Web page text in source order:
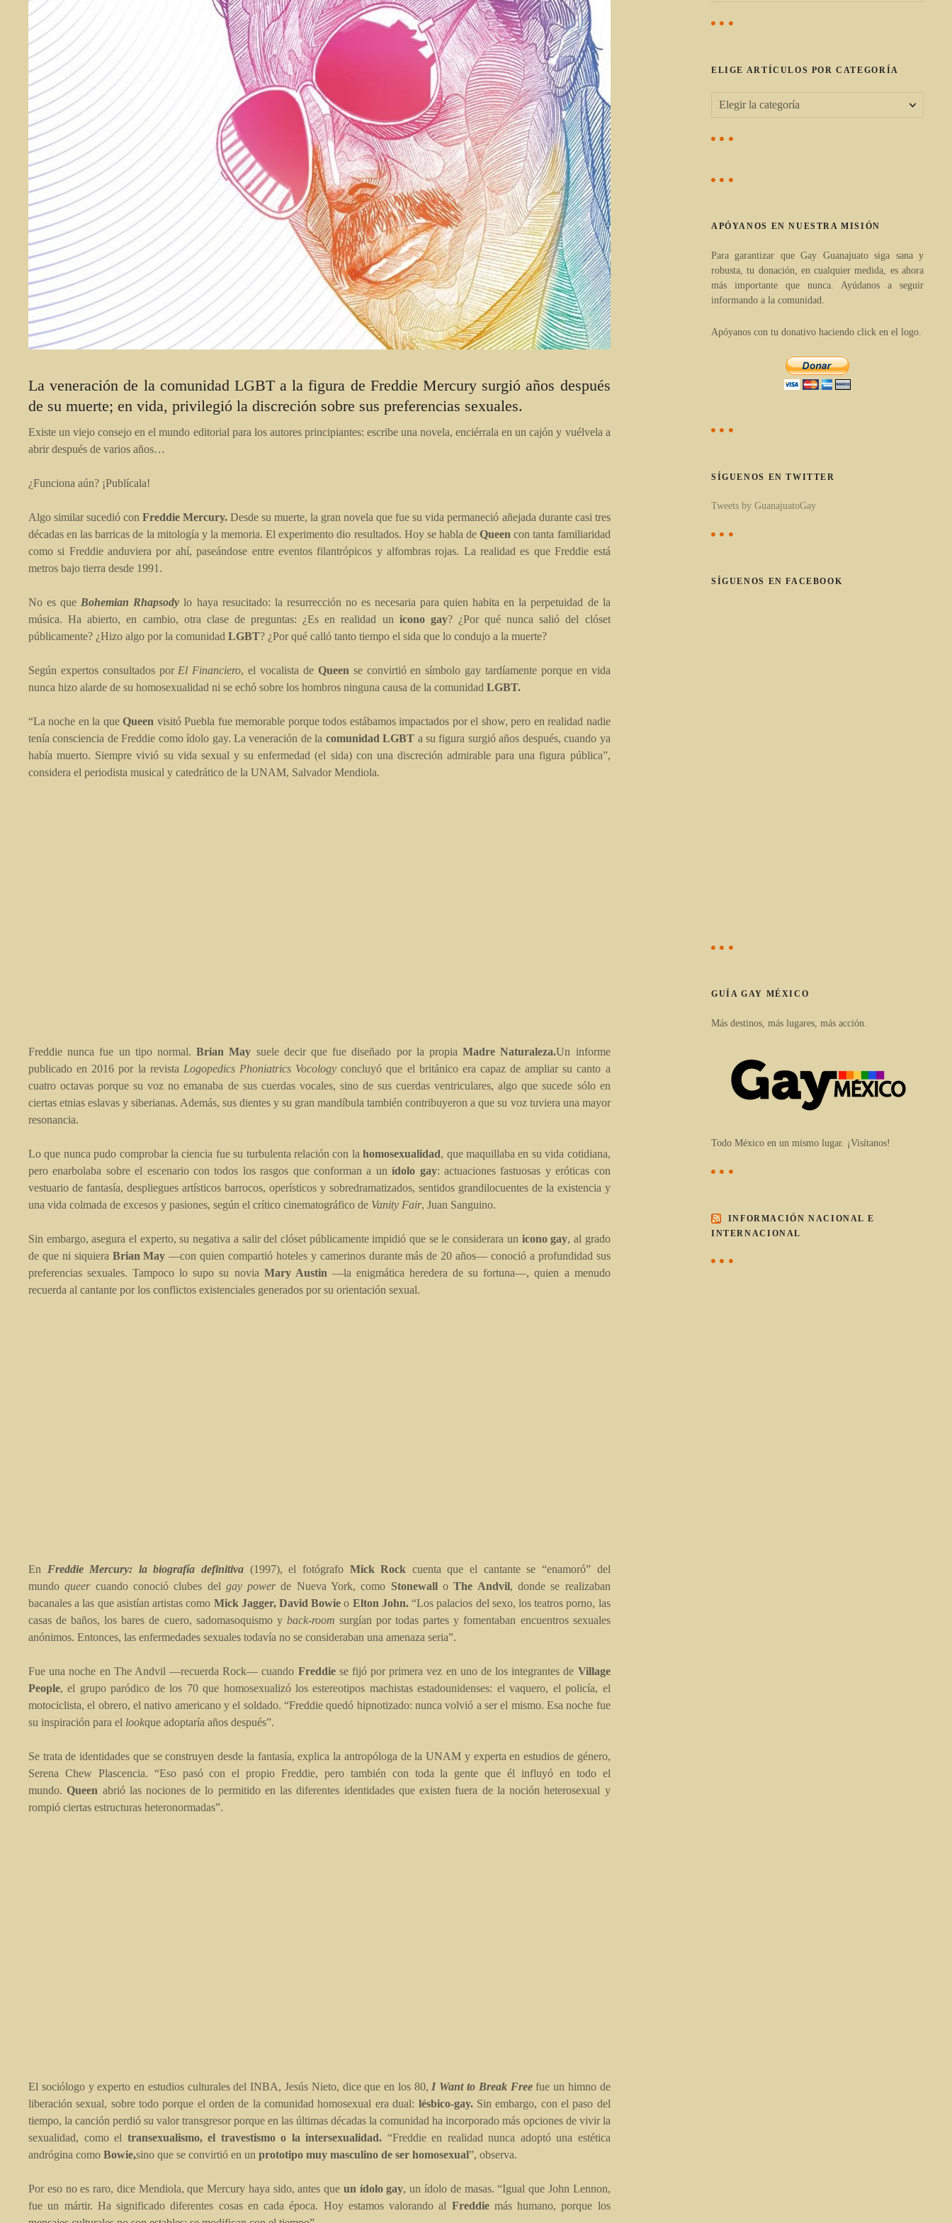
La veneración de la comunidad LGBT a la figura de Freddie Mercury surgió años después
de su muerte; en vida, privilegió la discreción sobre sus preferencias sexuales.
Existe un viejo consejo en el mundo editorial para los autores principiantes: escribe una novela, enciérrala en un cajón y vuélvela a
abrir después de varios años…
¿Funciona aún? ¡Publícala!
Algo similar sucedió conFreddie Mercury. Desde su muerte, la gran novela que fue su vida permaneció añejada durante casi tres
décadas en las barricas de la mitología y la memoria. El experimento dio resultados. Hoy se habla deQueen con tanta familiaridad
como si Freddie anduviera por ahí, paseándose entre eventos filantrópicos y alfombras rojas. La realidad es que Freddie está
metros bajo tierra desde 1991.
No es que Bohemian Rhapsody lo haya resucitado: la resurrección no es necesaria para quien habita en la perpetuidad de la
música. Ha abierto, en cambio, otra clase de preguntas: ¿Es en realidad un icono gay? ¿Por qué nunca salió del clóset
públicamente? ¿Hizo algo por la comunidad LGBT? ¿Por qué calló tanto tiempo el sida que lo condujo a la muerte?
Según expertos consultados por El Financiero, el vocalista deQueen se convirtió en símbolo gay tardíamente porque en vida
nunca hizo alarde de su homosexualidad ni se echó sobre los hombros ninguna causa de la comunidad LGBT.
“La noche en la queQueen visitó Puebla fue memorable porque todos estábamos impactados por el show, pero en realidad nadie
tenía consciencia de Freddie como ídolo gay. La veneración de la comunidad LGBT a su figura surgió años después, cuando ya
había muerto. Siempre vivió su vida sexual y su enfermedad (el sida) con una discreción admirable para una figura pública”,
considera el periodista musical y catedrático de la UNAM, Salvador Mendiola.
Freddie nunca fue un tipo normal.Brian May suele decir que fue diseñado por la propiaMadre Naturaleza.Un informe
publicado en 2016 por la revista Logopedics Phoniatrics Vocologyconcluyó que el británico era capaz de ampliar su canto a
cuatro octavas porque su voz no emanaba de sus cuerdas vocales, sino de sus cuerdas ventriculares, algo que sucede sólo en
ciertas etnias eslavas y siberianas. Además, sus dientes y su gran mandíbula también contribuyeron a que su voz tuviera una mayor
resonancia.
Lo que nunca pudo comprobar la ciencia fue su turbulenta relación con lahomosexualidad, que maquillaba en su vida cotidiana,
pero enarbolaba sobre el escenario con todos los rasgos que conforman a un ídolo gay: actuaciones fastuosas y eróticas con
vestuario de fantasía, despliegues artísticos barrocos, operísticos y sobredramatizados, sentidos grandilocuentes de la existencia y
una vida colmada de excesos y pasiones, según el crítico cinematográfico de Vanity Fair, Juan Sanguino.
Sin embargo, asegura el experto, su negativa a salir del clóset públicamente impidió que se le considerara un icono gay, al grado
de que ni siquiera Brian May—con quien compartió hoteles y camerinos durante más de 20 años— conoció a profundidad sus
preferencias sexuales. Tampoco lo supo su novia Mary Austin —la enigmática heredera de su fortuna—, quien a menudo
recuerda al cantante por los conflictos existenciales generados por su orientación sexual.
En Freddie Mercury: la biografía definitiva (1997), el fotógrafo Mick Rock cuenta que el cantante se “enamoró” del
mundoqueer cuando conoció clubes del gay powerde Nueva York, como StonewalloThe Andvil, donde se realizaban
bacanales a las que asistían artistas como Mick Jagger, David Bowieo Elton John.“Los palacios del sexo, los teatros porno, las
casas de baños, los bares de cuero, sadomasoquismo y back-room surgían por todas partes y fomentaban encuentros sexuales
anónimos. Entonces, las enfermedades sexuales todavía no se consideraban una amenaza seria”.
Fue una noche en The Andvil —recuerda Rock— cuando Freddiese fijó por primera vez en uno de los integrantes de Village
People, el grupo paródico de los 70 que homosexualizó los estereotipos machistas estadounidenses: el vaquero, el policía, el
motociclista, el obrero, el nativo americano y el soldado. “Freddie quedó hipnotizado: nunca volvió a ser el mismo. Esa noche fue
su inspiración para el lookque adoptaría años después”.
Se trata de identidades que se construyen desde la fantasía, explica la antropóloga de la UNAM y experta en estudios de género,
Serena Chew Plascencia. “Eso pasó con el propio Freddie, pero también con toda la gente que él influyó en todo el
mundo.Queen abrió las nociones de lo permitido en las diferentes identidades que existen fuera de la noción heterosexual y
rompió ciertas estructuras heteronormadas”.
El sociólogo y experto en estudios culturales del INBA, Jesús Nieto, dice que en los 80, I Want to Break Freefue un himno de
liberación sexual, sobre todo porque el orden de la comunidad homosexual era dual: lésbico-gay.Sin embargo, con el paso del
tiempo, la canción perdió su valor transgresor porque en las últimas décadas la comunidad ha incorporado más opciones de vivir la
sexualidad, como el transexualismo, el travestismo o la intersexualidad. “Freddie en realidad nunca adoptó una estética
andrógina como Bowie,sino que se convirtió en un prototipo muy masculino de ser homosexual”, observa.
Por eso no es raro, dice Mendiola, que Mercury haya sido, antes que un ídolo gay, un ídolo de masas. “Igual que John Lennon,
fue un mártir. Ha significado diferentes cosas en cada época. Hoy estamos valorando al Freddie más humano, porque los
c
:ELIGE ARTÍCULOS POR CATEGORÍA
E
r
t
í
c
l
r
a
t
g
r
APÓYANOS EN NUESTRA MISIÓN
Para garantizar que Gay Guanajuato siga sana y
robusta, tu donación, en cualquier medida, es ahora
más importante que nunca. Ayúdanos a seguir
informando a la comunidad.
Apóyanos con tu donativo haciendo click en el logo.
SÍGUENOS EN TWITTER
Tweets by GuanajuatoGay
SÍGUENOS EN FACEBOOK
GUÍA GAY MÉXICO
Más destinos, más lugares, más acción.
Todo México en un mismo lugar. ¡Visítanos!
INFORMACIÓN NACIONAL E
INTERNACIONAL